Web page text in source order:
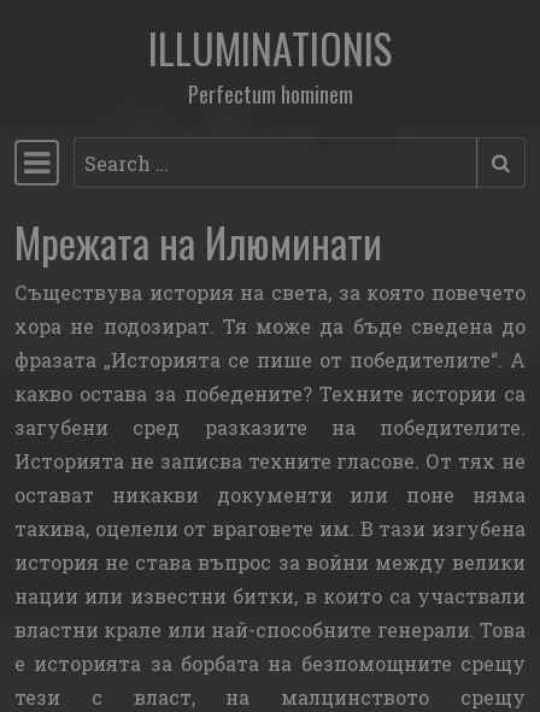
Skip to contentILLUMINATIONIS
Perfectum hominem
Main Navigation
Search
Мрежата на Илюминати
Съществува история на света, за която повечето
хора не подозират. Тя може да бъде сведена до
фразата „Историята се пише от победителите“. А
какво остава за победените? Техните истории са
загубени сред разказите на победителите.
Историята не записва техните гласове. От тях не
остават никакви документи или поне няма
такива, оцелели от враговете им. В тази изгубена
история не става въпрос за войни между велики
нации или известни битки, в които са участвали
властни крале или най-способните генерали. Това
е историята за борбата на безпомощните срещу
тези с власт, на малцинството срещу